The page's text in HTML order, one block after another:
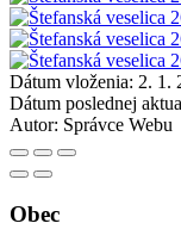
Dátum vloženia: 2. 1.
Dátum poslednej
Autor: Správce Webu
Obec